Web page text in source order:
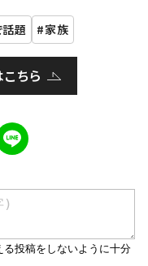
題 家族
ちら